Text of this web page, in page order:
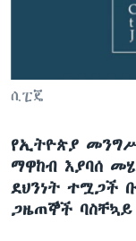
ሲፒጄ
የኢትዮጵያ
ማዋከብ እያባሰ
ደህንነት ተሟጋች
ጋዜጠኞች ባስቸኳይ